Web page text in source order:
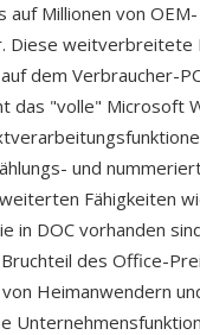
Millionen von OEM-
Diese weitverbreitete
dem Verbraucher-
das "volle" Microsoft
und
Fähigkeiten
in DOC vorhanden
des Office-
Heimanwendern